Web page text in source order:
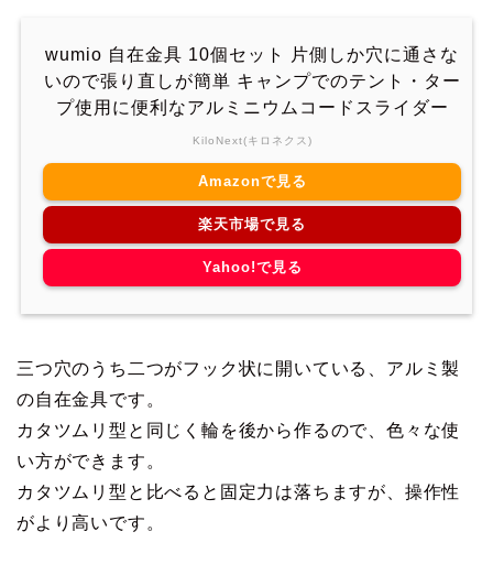
wumio 自在金具 10個セット 片側しか穴に通さな
いので張り直しが簡単 キャンプでのテント・ター
プ使用に便利なアルミニウムコードスライダー
KiloNext(キロネクス)
Amazonで見る
楽天市場で見る
Yahoo!で見る
三つ穴のうち二つがフック状に開いている、アルミ製
の自在金具です。
カタツムリ型と同じく輪を後から作るので、色々な使
い方ができます。
カタツムリ型と比べると固定力は落ちますが、操作性
がより高いです。